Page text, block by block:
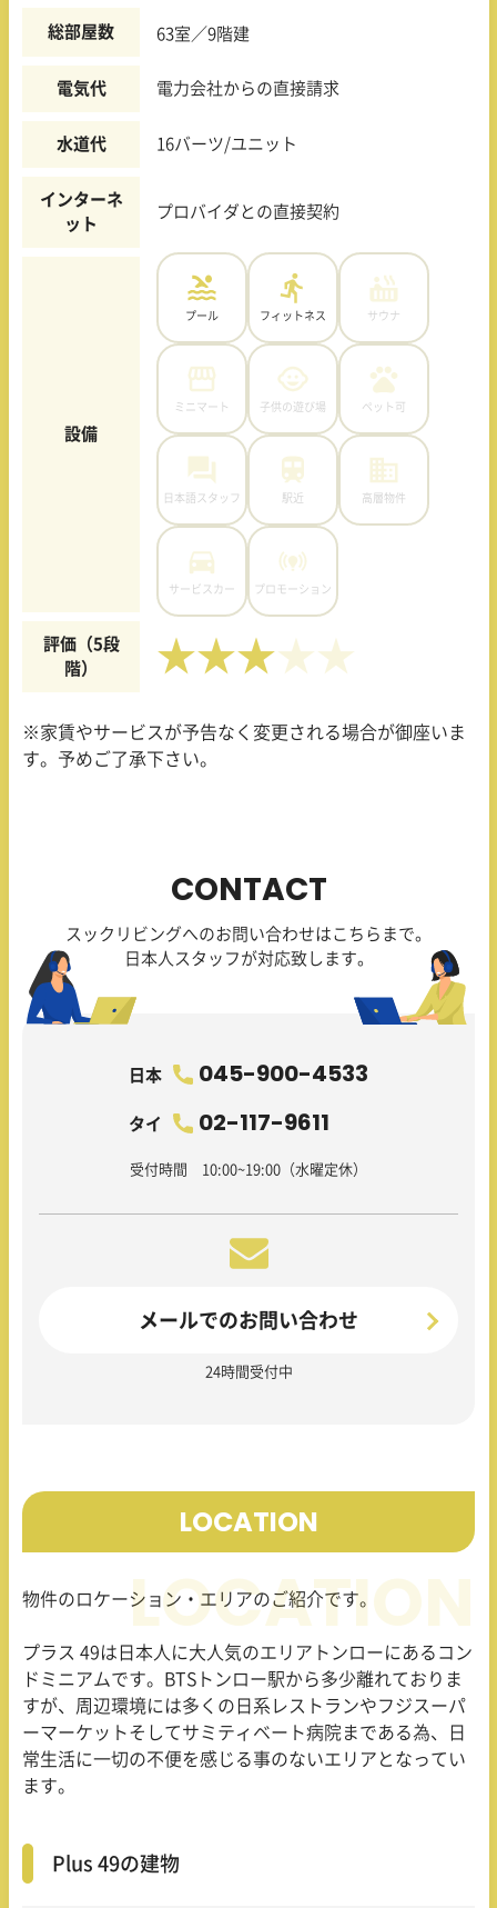
総部屋数 63室／9階建
電気代 電力会社からの直接請求
水道代 16バーツ/ユニット
インターネ
ット
プロバイダとの直接契約
設備
プール フィットネス サウナ
ミニマート 子供の遊び場 ペット可
日本語スタッフ 駅近 高層物件
サービスカー プロモーション
評価（5段
階）
★★★
※家賃やサービスが予告なく変更される場合が御座いま
す。予めご了承下さい。
CONTACT
スックリビングへのお問い合わせはこちらまで。
日本人スタッフが対応致します。
日本 045-900-4533
タイ 02-117-9611
受付時間 10:00~19:00（水曜定休）
メールでのお問い合わせ
24時間受付中
LOCATION
物件のロケーション・エリアのご紹介です。
プラス 49は日本人に大人気のエリアトンローにあるコン
ドミニアムです。BTSトンロー駅から多少離れておりま
すが、周辺環境には多くの日系レストランやフジスーパ
ーマーケットそしてサミティベート病院まである為、日
常生活に一切の不便を感じる事のないエリアとなってい
ます。
Plus 49の建物